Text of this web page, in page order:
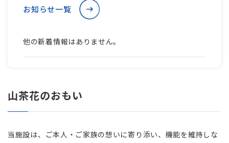
お知らせ一覧
他の新着情報はありません。
山茶花のおもい
当施設は、ご本人・ご家族の想いに寄り添い、機能を維持しな